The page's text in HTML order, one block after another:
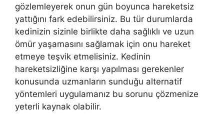
gözlemleyerek onun gün boyunca hareketsiz
yattığını fark edebilirsiniz. Bu tür durumlarda
kedinizin sizinle birlikte daha sağlıklı ve uzun
ömür yaşamasını sağlamak için onu hareket
etmeye teşvik etmelisiniz. Kedinin
hareketsizliğine karşı yapılması gerekenler
konusunda uzmanların sunduğu alternatif
yöntemleri uygulamanız bu sorunu çözmenize
yeterli kaynak olabilir.